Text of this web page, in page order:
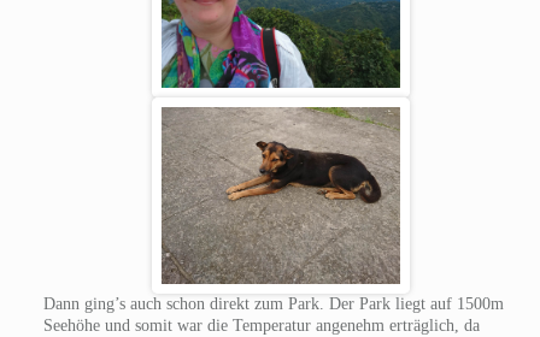
Dann ging’s auch schon direkt zum Park. Der Park liegt auf 1500m
Seehöhe und somit war die Temperatur angenehm erträglich, da